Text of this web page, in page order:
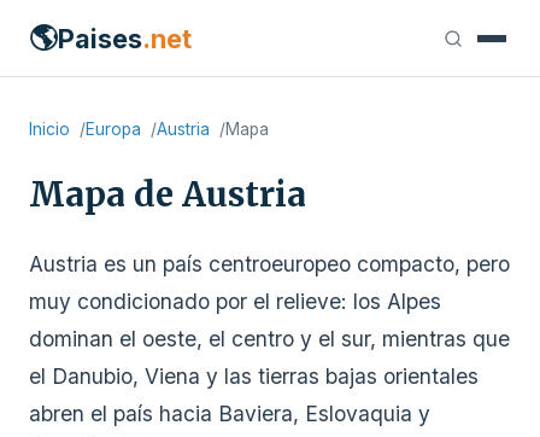
🌎Paises.net
Inicio Europa Austria Mapa
Mapa de Austria
Austria es un país centroeuropeo compacto, pero
muy condicionado por el relieve: los Alpes
dominan el oeste, el centro y el sur, mientras que
el Danubio, Viena y las tierras bajas orientales
abren el país hacia Baviera, Eslovaquia y